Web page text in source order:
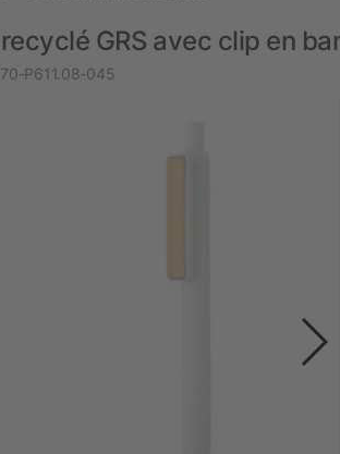
GRS avec clip en
P611.08-045